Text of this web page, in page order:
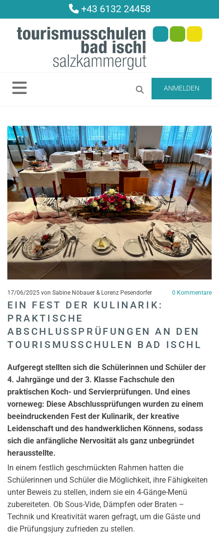
+43 6132 24458
ANMELDEN
17/06/2025 von Sabine Nöbauer & Lorenz Pesendorfer 0 Kommentare
EIN FEST DER KULINARIK:
PRAKTISCHE
ABSCHLUSSPRÜFUNGEN AN DEN
TOURISMUSSCHULEN BAD ISCHL
Aufgeregt stellten sich die Schülerinnen und Schüler der
4. Jahrgänge und der 3. Klasse Fachschule den
praktischen Koch- und Servierprüfungen. Und eines
vorneweg: Diese Abschlussprüfungen wurden zu einem
beeindruckenden Fest der Kulinarik, der kreative
Leidenschaft und des handwerklichen Könnens, sodass
sich die anfängliche Nervosität als ganz unbegründet
herausstellte.
In einem festlich geschmückten Rahmen hatten die
Schülerinnen und Schüler die Möglichkeit, ihre Fähigkeiten
unter Beweis zu stellen, indem sie ein 4-Gänge-Menü
zubereiteten. Ob Sous-Vide, Dämpfen oder Braten –
Technik und Kreativität waren gefragt, um die Gäste und
die Prüfungsjury zufrieden zu stellen.